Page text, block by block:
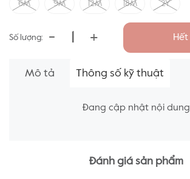
6M 9M 12M 18M 2Y
Số lượng: - +
Mô tả Thông số kỹ thuật
Đang cập nhật nội dung
Đánh giá sản phẩm